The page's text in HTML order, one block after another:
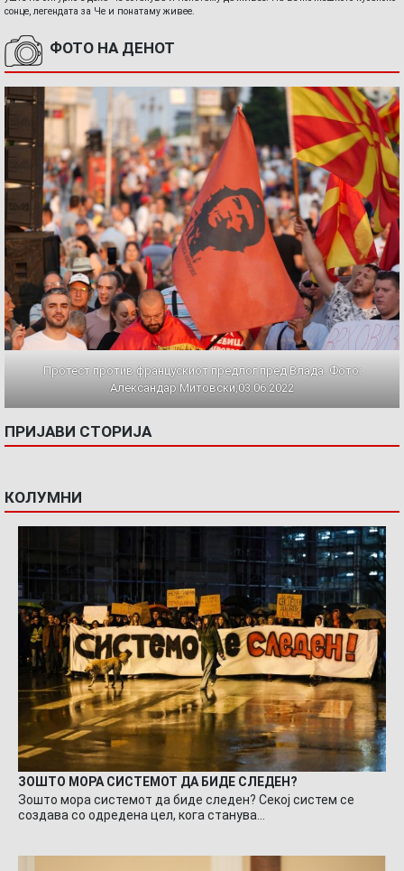
сонце, легендата за Че и понатаму живее.
ФОТО НА ДЕНОТ
Протест против францускиот предлог пред Влада. Фото:
Александар Митовски,03.06.2022
ПРИЈАВИ СТОРИЈА
КОЛУМНИ
ЗОШТО МОРА СИСТЕМОТ ДА БИДЕ СЛЕДЕН?
Зошто мора системот да биде следен? Секој систем се
создава со одредена цел, кога станува…